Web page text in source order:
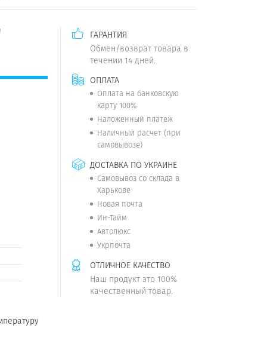
ГАРАНТИЯ
Обмен/возврат товара в
течении 14 дней.
ОПЛАТА
Оплата на банковскую
карту 100%
Наложенный платеж
Наличный расчет (при
самовывозе)
ДОСТАВКА ПО УКРАИНЕ
Самовывоз со склада в
Харькове
Новая почта
Ин-Тайм
Автолюкс
Укрпочта
ОТЛИЧНОЕ КАЧЕСТВО
Наш продукт это 100%
качественный товар.